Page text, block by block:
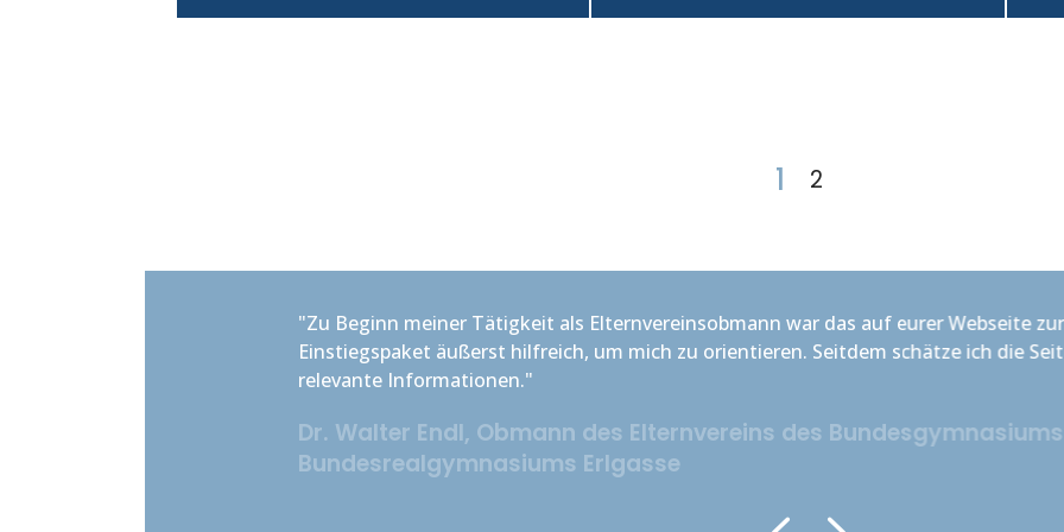
1 2
"Zu Beginn meiner Tätigkeit als Elternvereinsobmann war das auf eurer Webseite zur
Einstiegspaket äußerst hilfreich, um mich zu orientieren. Seitdem schätze ich die
relevante Informationen."
Dr. Walter Endl,Obmann des Elternvereins des Bundesgymnasiums
Bundesrealgymnasiums Erlgasse